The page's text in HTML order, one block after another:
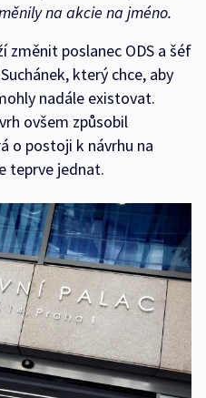
na akcie na jméno.
změnit poslanec ODS a šéf
který chce, aby
nadále existovat.
ovšem způsobil
o postoji k návrhu na
teprve jednat.